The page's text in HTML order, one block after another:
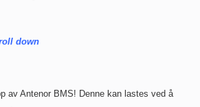
down
av Antenor BMS! Denne kan lastes ved å